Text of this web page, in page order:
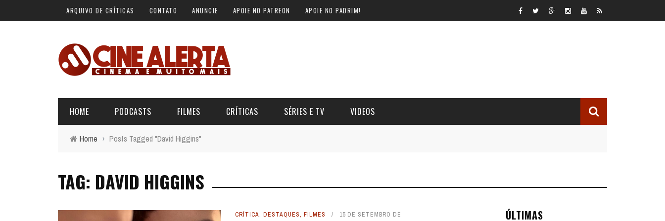
ARQUIVO DE CRÍTICAS CONTATO ANUNCIE APOIE NO PATREON APOIE NO PADRIM!
HOME PODCASTS
ALERTA DE SPOILER
FILMES CRÍTICAS SÉRIES E TV VIDEOS
CINERAMA
Home › Posts Tagged "David Higgins"
TAG: DAVID HIGGINS
CRÍTICA, DESTAQUES, FILMES
15 DE SETEMBRO DE
ÚLTIMAS